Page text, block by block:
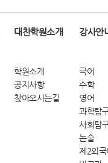
대찬학원소개
학원소개
공지사항
찾아오시는길
강사안
국어
수학
영어
과학탐
사회탐
논술
제2외국